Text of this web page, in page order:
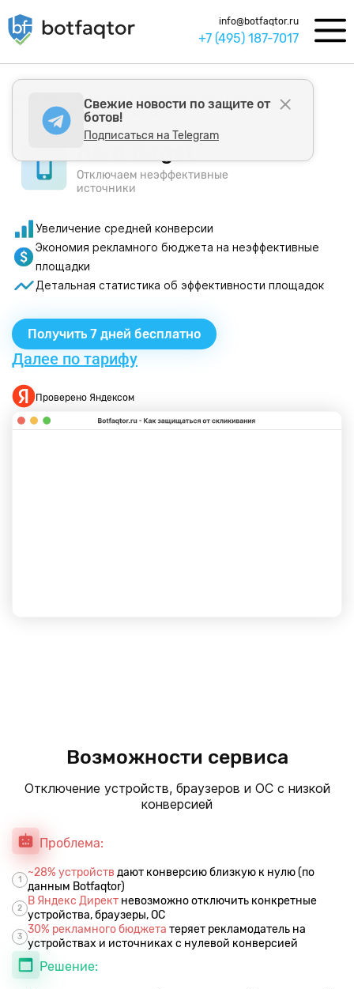
info@botfaqtor.ru
+7 (495) 187-7017
Комплексная система кибербезопасности Ботфактор
Защита от ботов и скликивания
Отключаем неэффективные
источники
Увеличение средней конверсии
Экономия рекламного бюджета на неэффективные
площадки
Детальная статистика об эффективности площадок
Получить 7 дней бесплатно
Далее по тарифу
Проверено Яндексом
Возможности сервиса
Отключение устройств, браузеров и ОС с низкой
конверсией
Проблема:
1
~28% устройств дают конверсию близкую к нулю (по
данным Botfaqtor)
2
В Яндекс Директ невозможно отключить конкретные
устройства, браузеры, ОС
3
30% рекламного бюджета теряет рекламодатель на
устройствах и источниках с нулевой конверсией
Решение:
Свежие новости по защите от
ботов!
Подписаться на Telegram